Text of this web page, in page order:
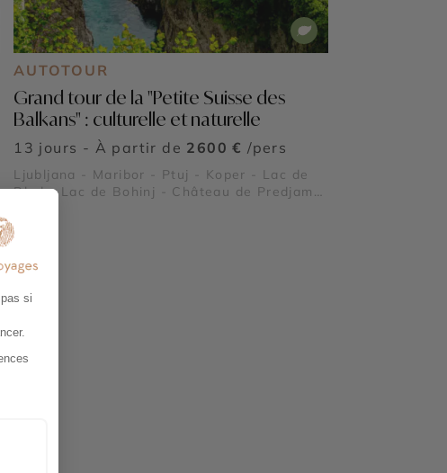
AUTOTOUR
Grand tour de la "Petite Suisse des
Balkans" : culturelle et naturelle
13 jours - À partir de 2600 € /pers
Ljubljana - Maribor - Ptuj - Koper - Lac de
Bled - Lac de Bohinj - Château de Predjama